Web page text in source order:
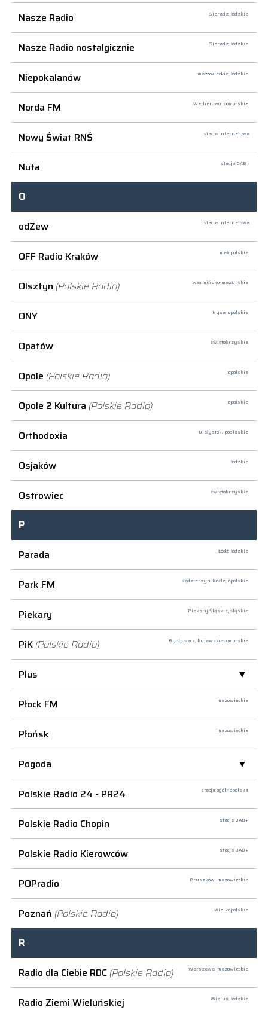
Nasze Radio Sieradz, łódzkie
Nasze Radio nostalgicznie Sieradz, łódzkie
Niepokalanów mazowieckie, łódzkie
Norda FM Wejherowo, pomorskie
Nowy Świat RNŚ stacja internetowa
Nuta stacja DAB+
O
odZew
stacja internetowa
OFF Radio Kraków małopolskie
Olsztyn (Polskie Radio) warmińsko-mazurskie
ONY Nysa, opolskie
Opatów świętokrzyskie
Opole (Polskie Radio) opolskie
Opole 2 Kultura (Polskie Radio) opolskie
Orthodoxia Białystok, podlaskie
Osjaków łódzkie
Ostrowiec świętokrzyskie
P
Parada
Łódź, łódzkie
Park FM Kędzierzyn-Koźle, opolskie
Piekary Piekary Śląskie, śląskie
PiK (Polskie Radio) Bydgoszcz, kujawsko-pomorskie
Plus
Płock FM
mazowieckie
Płońsk mazowieckie
Pogoda
Polskie Radio 24 - PR24
stacja ogólnopolska
Polskie Radio Chopin stacja DAB+
Polskie Radio Kierowców stacja DAB+
POPradio Pruszków, mazowieckie
Poznań (Polskie Radio) wielkopolskie
R
Radio dla Ciebie RDC (Polskie Radio) Warszawa, mazowieckie
Radio Ziemi Wieluńskiej Wieluń, łódzkie